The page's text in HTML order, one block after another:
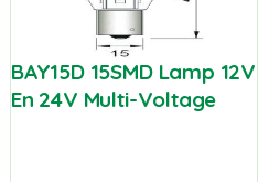
BAY15D 15SMD Lamp 12V
En 24V Multi-Voltage